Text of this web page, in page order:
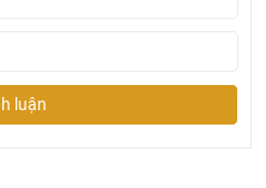
dòng chảy ngược
luận